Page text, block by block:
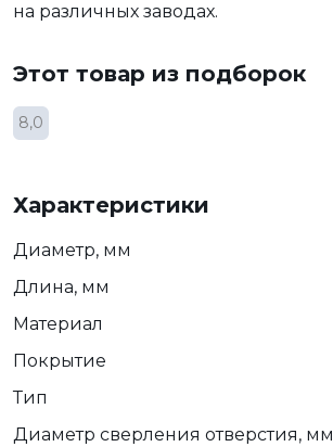
на различных заводах.
Этот товар из подборок
8,0
Характеристики
Диаметр, мм
Длина, мм
Материал
Покрытие
Тип
Диаметр сверления отверстия, мм